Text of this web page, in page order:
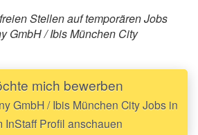
Stellen auf temporären Jobs
GmbH / Ibis München City
mich bewerben
GmbH / Ibis München City Jobs in
InStaff Profil anschauen